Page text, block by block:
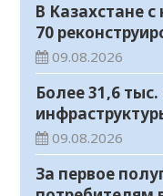
В Казахстане
70
09.08.2026
Более 31,6
с 09.08.2026
За первое